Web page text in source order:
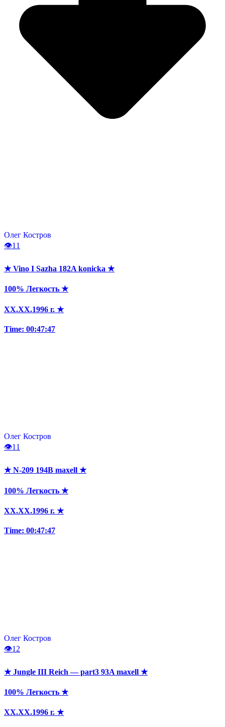
Олег Костров
👁11
★ Vino I Sazha 182A konicka ★
100% Легкость ★
XX.XX.1996 г. ★
Time: 00:47:47
Олег Костров
👁11
★ N-209 194B maxell ★
100% Легкость ★
XX.XX.1996 г. ★
Time: 00:47:47
Олег Костров
👁12
★ Jungle III Reich — part3 93A maxell ★
100% Легкость ★
XX.XX.1996 г. ★